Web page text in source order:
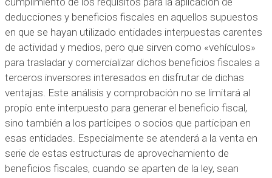
deducciones y beneficios fiscales en aquellos supuestos
en que se hayan utilizado entidades interpuestas carentes
de actividad y medios, pero que sirven como «vehículos»
para trasladar y comercializar dichos beneficios fiscales a
terceros inversores interesados en disfrutar de dichas
ventajas. Este análisis y comprobación no se limitará al
propio ente interpuesto para generar el beneficio fiscal,
sino también a los partícipes o socios que participan en
esas entidades. Especialmente se atenderá a la venta en
serie de estas estructuras de aprovechamiento de
beneficios fiscales, cuando se aparten de la ley, sean